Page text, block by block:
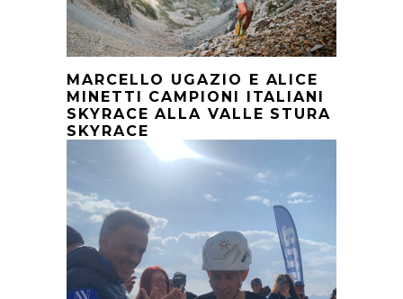
MARCELLO UGAZIO E ALICE
MINETTI CAMPIONI ITALIANI
SKYRACE ALLA VALLE STURA
SKYRACE